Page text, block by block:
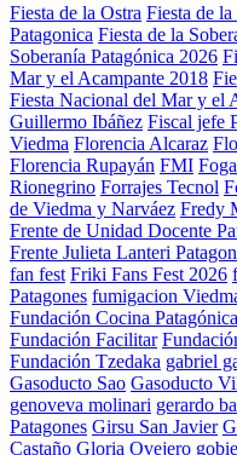
Fiesta de la Ostra Fiesta de la
Patagonica Fiesta de la
Soberanía Patagónica 2026
Mar y el Acampante 2018
Fiesta Nacional del Mar y el
Guillermo Ibáñez Fiscal jefe
Viedma Florencia Alcaraz
Florencia Rupayán FMI
Rionegrino Forrajes Tecnol
de Viedma y Narváez Fredy
Frente de Unidad Docente
Frente Julieta Lanteri
fan fest Friki Fans Fest 2026
Patagones fumigacion
Fundación Cocina Patagónica
Fundación Facilitar
Fundación Tzedaka gabriel
Gasoducto Sao Gasoducto
genoveva molinari gerardo
Patagones Girsu San Javier
Castaño Gloria Ovejero